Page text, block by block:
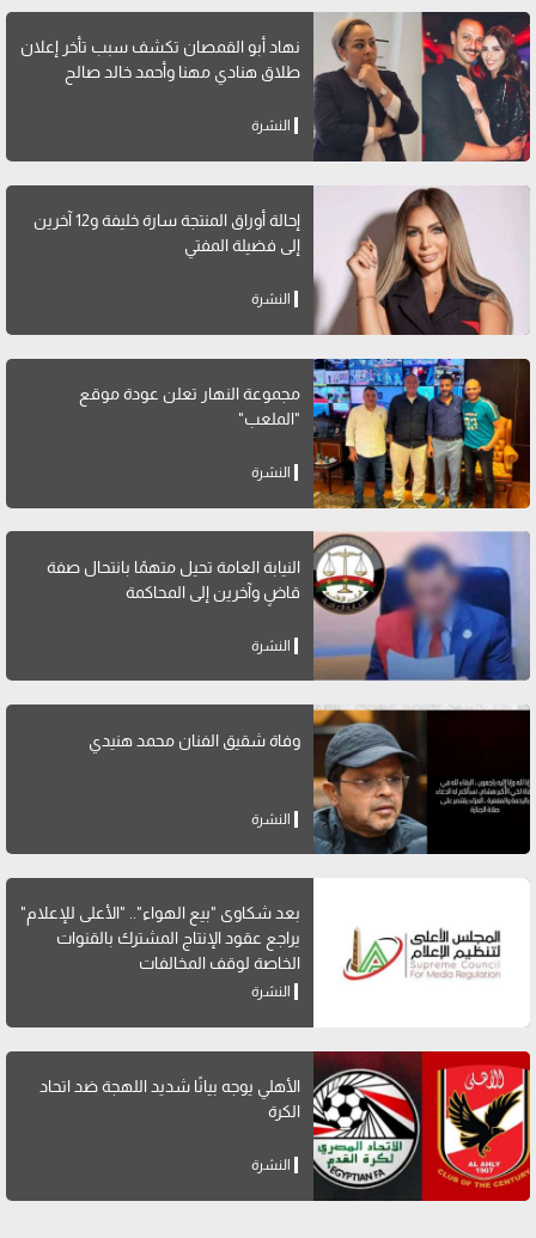
نهاد أبو القمصان تكشف سبب تأخر إعلان
طلاق هنادي مهنا وأحمد خالد صالح
النشرة
إحالة أوراق المنتجة سارة خليفة و12 آخرين
إلى فضيلة المفتي
النشرة
مجموعة النهار تعلن عودة موقع
"الملعب"
النشرة
النيابة العامة تحيل متهمًا بانتحال صفة
قاضٍ وآخرين إلى المحاكمة
النشرة
وفاة شقيق الفنان محمد هنيدي
النشرة
بعد شكاوى "بيع الهواء".. "الأعلى للإعلام"
يراجع عقود الإنتاج المشترك بالقنوات
الخاصة لوقف المخالفات
النشرة
الأهلي يوجه بيانًا شديد اللهجة ضد اتحاد
الكرة
النشرة